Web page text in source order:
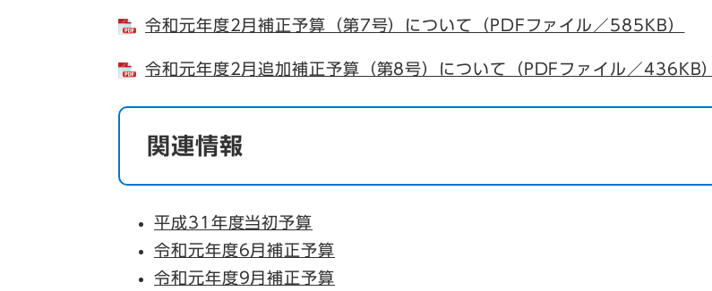
令和元年度2月補正予算（第7号）について（PDFファイル／585KB）
令和元年度2月追加補正予算（第8号）について（PDFファイル／436KB）
関連情報
平成31年度当初予算
令和元年度6月補正予算
令和元年度9月補正予算